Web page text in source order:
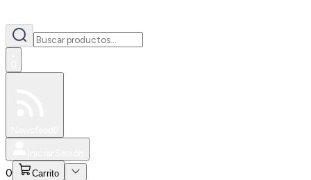
0 Carrito